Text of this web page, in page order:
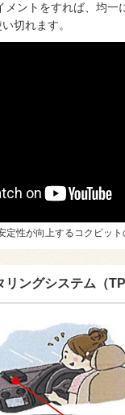
メントをすれば、均一
切れます。
定性が向上するコクピット
ングシステム（